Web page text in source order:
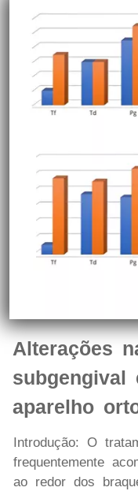
Alterações
subgengival
aparelho
Introdução: O
frequentemente
ao redor dos